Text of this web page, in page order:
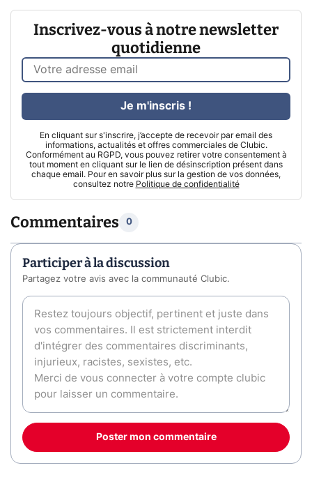
Inscrivez-vous à notre newsletter
quotidienne
En cliquant sur s'inscrire, j’accepte de recevoir par email des
informations, actualités et offres commerciales de Clubic.
Conformément au RGPD, vous pouvez retirer votre consentement à
tout moment en cliquant sur le lien de désinscription présent dans
chaque email. Pour en savoir plus sur la gestion de vos données,
consultez notre Politique de confidentialité
Je m'inscris !
Commentaires 0
Participer à la discussion
Partagez votre avis avec la communauté Clubic.
Poster mon commentaire